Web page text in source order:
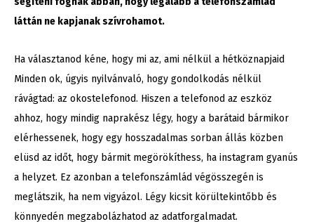
láttán ne kapjanak szívrohamot.
Ha választanod kéne, hogy mi az, ami nélkül a hétköznapjaid
Minden ok, úgyis nyilvánvaló, hogy gondolkodás nélkül
rávágtad: az okostelefonod. Hiszen a telefonod az eszköz
ahhoz, hogy mindig naprakész légy, hogy a barátaid bármikor
elérhessenek, hogy egy hosszadalmas sorban állás közben
elüsd az időt, hogy bármit megörökíthess, ha instagram gyanús
a helyzet. Ez azonban a telefonszámlád végösszegén is
meglátszik, ha nem vigyázol. Légy kicsit körültekintőbb és
könnyedén megzabolázhatod az adatforgalmadat.